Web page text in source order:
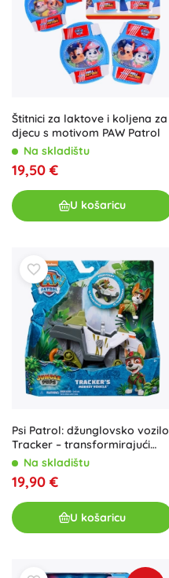
Štitnici za laktove i koljena za
djecu s motivom PAW Patrol
Na skladištu
19,50 €
U košaricu
Psi Patrol: džunglovsko vozilo
Tracker – transformirajući
auto s bacačem projektila
Na skladištu
19,90 €
U košaricu